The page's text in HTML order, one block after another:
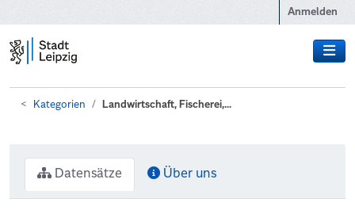
Anmelden
Kategorien Landwirtschaft, Fischerei,...
Datensätze Über uns